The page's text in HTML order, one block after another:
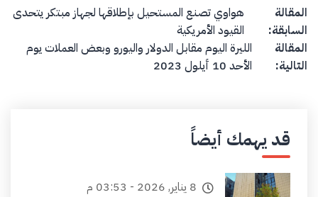
Post navigation
المقالة
السابقة:
هواوي تصنع المستحيل بإطلاقها لجهاز مبتكر يتحدى
القيود الأمريكية
المقالة
التالية:
الليرة اليوم مقابل الدولار واليورو وبعض العملات يوم
الأحد 10 أيلول 2023
قد يهمك أيضاً
8 يناير, 2026 - 03:53 م